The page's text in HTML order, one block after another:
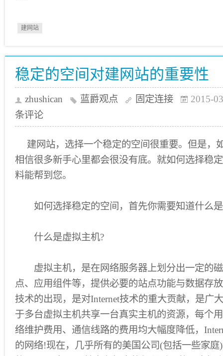
建网站
稳定的空间对建网站的重要性
zhushican 蓝爵观点 固定连接
2015-
条评论
建网站，选择一个稳定的空间很重要。但是，
相信很多新手心里都会很没有底。就如何选择稳
料能帮到您。
如何选择稳定的空间，首先你需要知道什么
什么是虚拟主机?
虚拟主机，是在网络服务器上划分出一定的磁
点、应用组件等，提供必要的站点功能与数据存
技术的出现，是对Internet技术的重大贡献，是广
于多台虚拟主机共享一台真实主机的资源，每个
络维护费用、通信线路的费用均大幅度降低，
的网络!现在，几乎所有的美国公司(包括一些家